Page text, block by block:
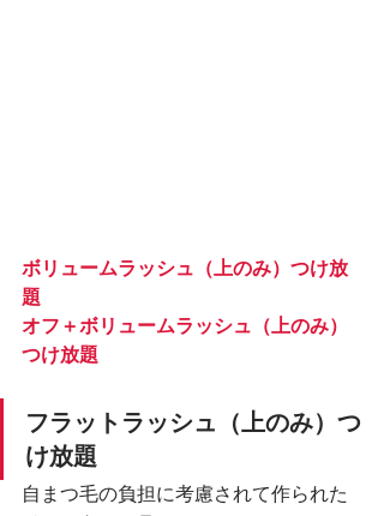
ボリュームラッシュ（上のみ）つけ放
題
オフ＋ボリュームラッシュ（上のみ）
つけ放題
フラットラッシュ（上のみ）つ
け放題
自まつ毛の負担に考慮されて作られた